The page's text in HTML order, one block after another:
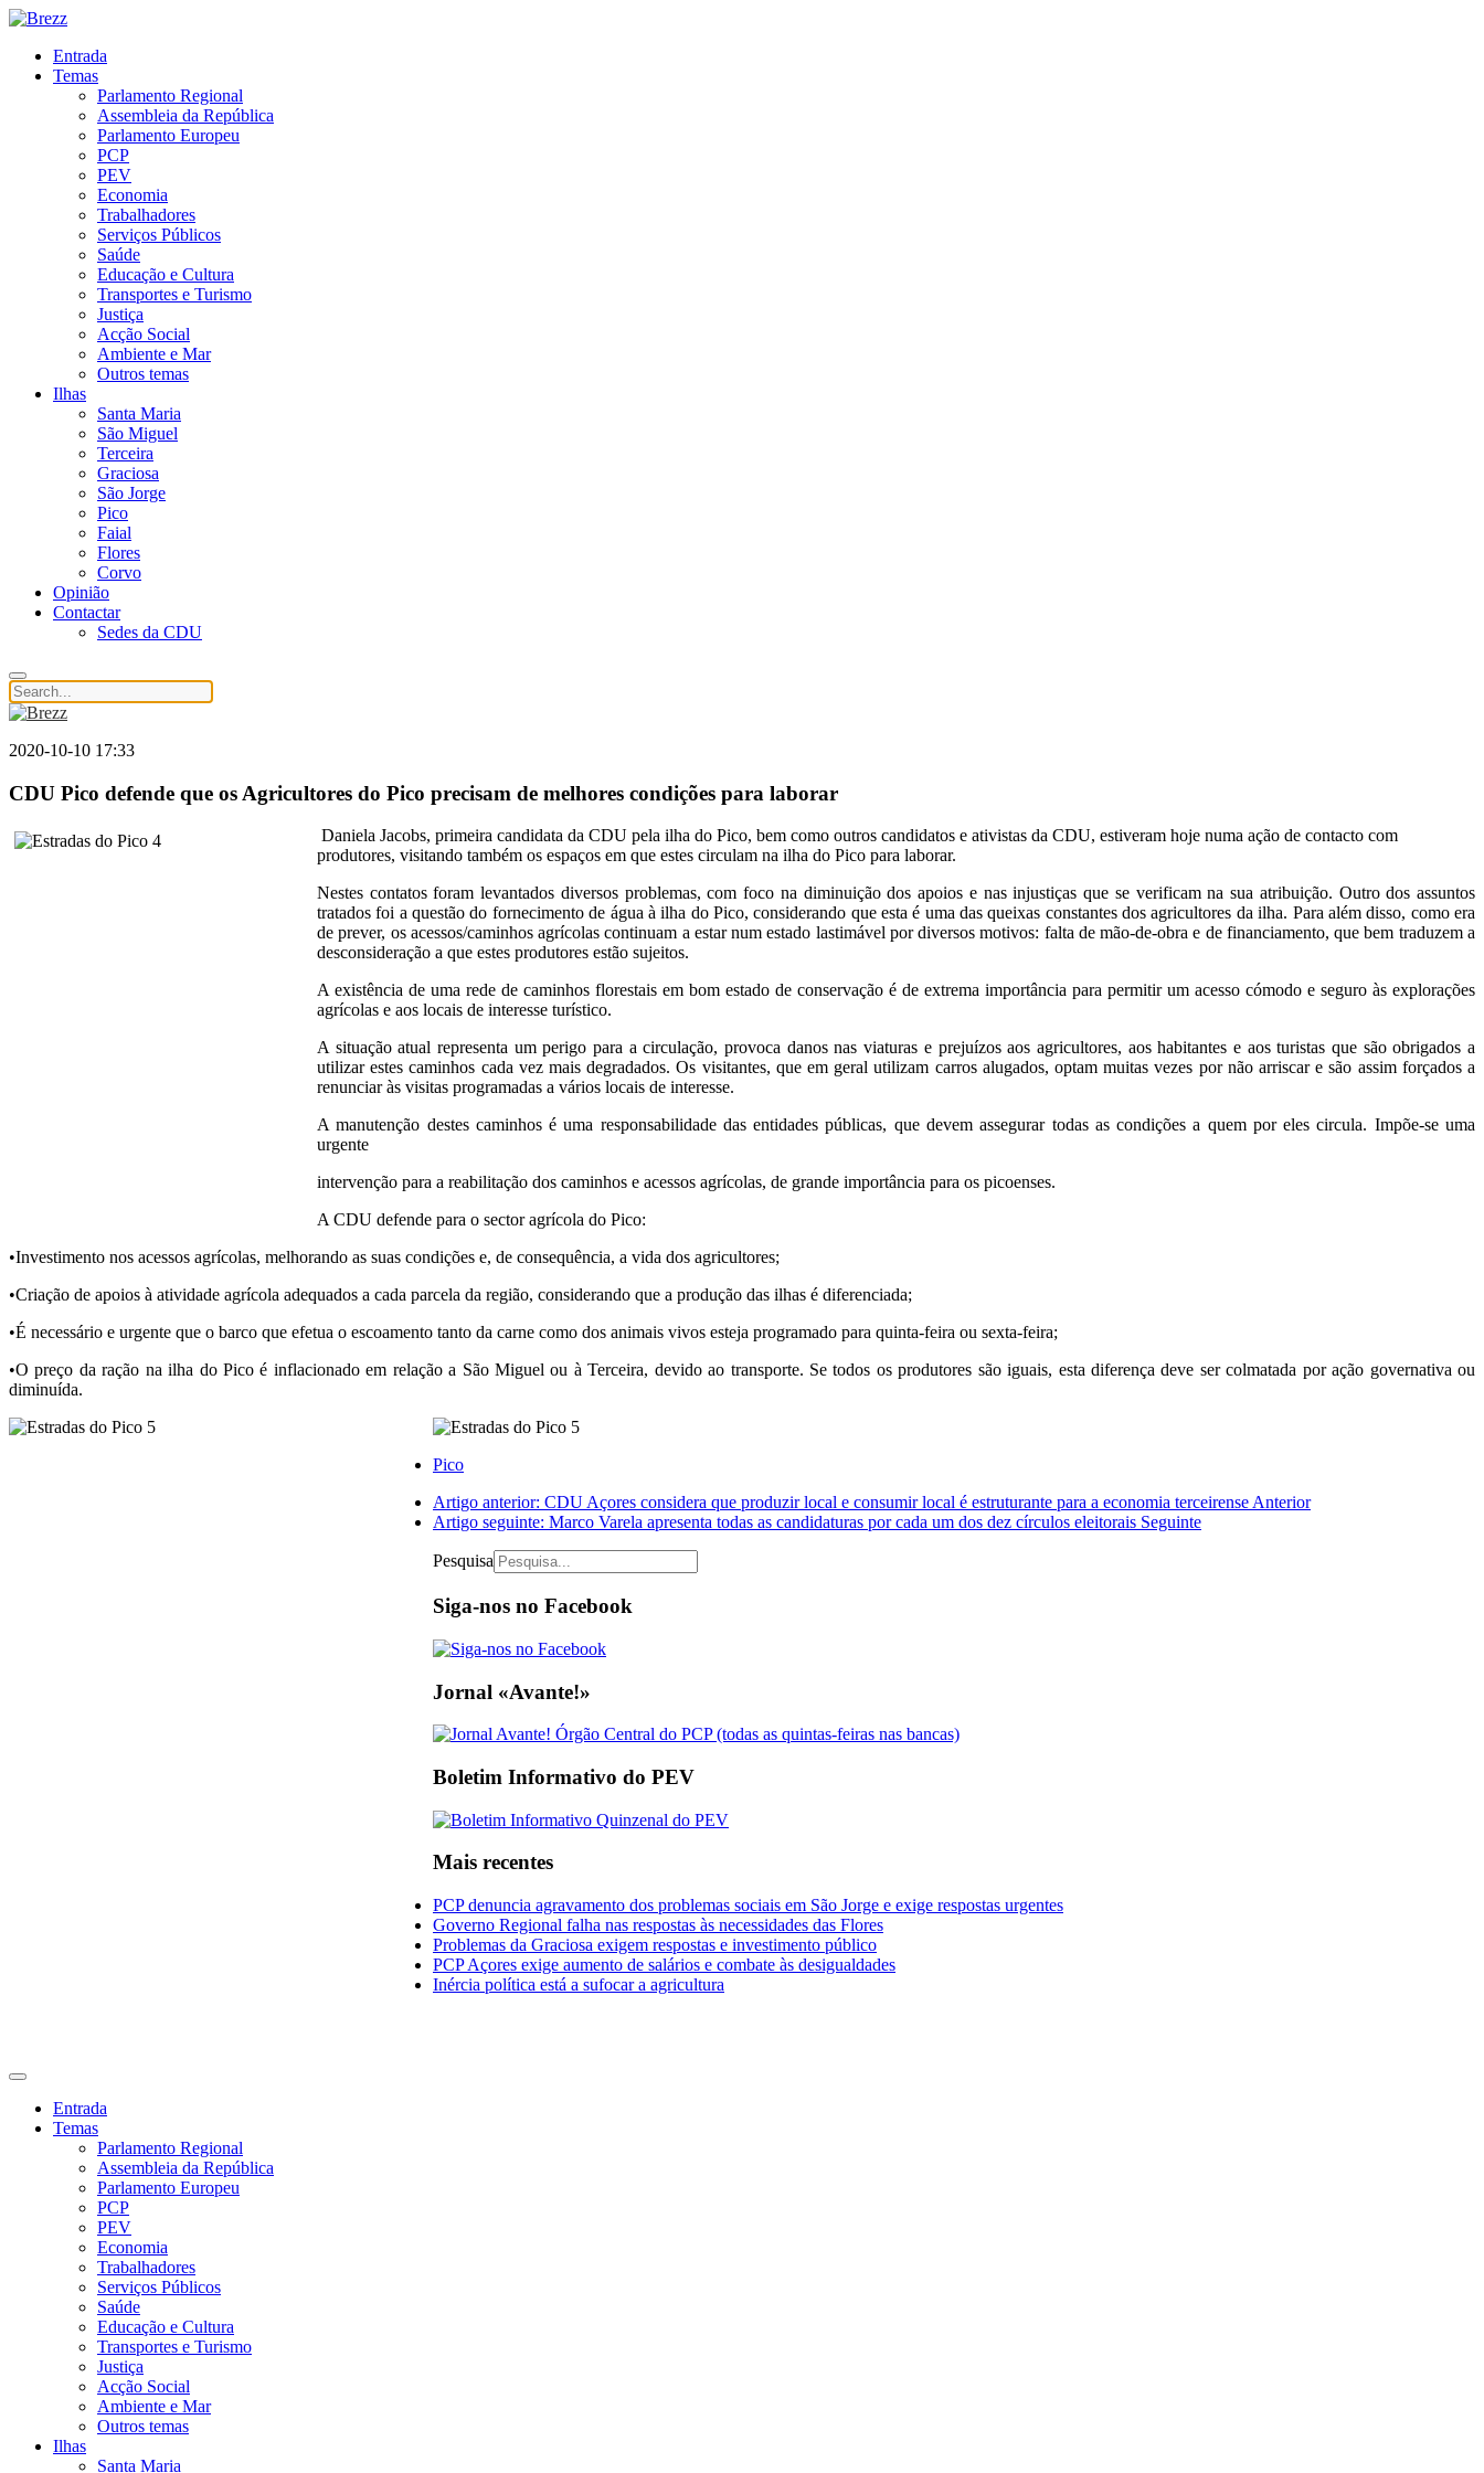
Entrada
Temas
Parlamento Regional
Assembleia da República
Parlamento Europeu
PCP
PEV
Economia
Trabalhadores
Serviços Públicos
Saúde
Educação e Cultura
Transportes e Turismo
Justiça
Acção Social
Ambiente e Mar
Outros temas
Ilhas
Santa Maria
São Miguel
Terceira
Graciosa
São Jorge
Pico
Faial
Flores
Corvo
Opinião
Contactar
Sedes da CDU
2020-10-10 17:33
CDU Pico defende que os Agricultores do Pico precisam de melhores condições para laborar
Daniela Jacobs, primeira candidata da CDU pela ilha do Pico, bem como outros candidatos e ativistas da CDU, estiveram hoje numa ação de contacto com
produtores, visitando também os espaços em que estes circulam na ilha do Pico para laborar.
Nestes contatos foram levantados diversos problemas, com foco na diminuição dos apoios e nas injustiças que se verificam na sua atribuição. Outro dos assuntos
tratados foi a questão do fornecimento de água à ilha do Pico, considerando que esta é uma das queixas constantes dos agricultores da ilha. Para além disso, como era
de prever, os acessos/caminhos agrícolas continuam a estar num estado lastimável por diversos motivos: falta de mão-de-obra e de financiamento, que bem traduzem a
desconsideração a que estes produtores estão sujeitos.
A existência de uma rede de caminhos florestais em bom estado de conservação é de extrema importância para permitir um acesso cómodo e seguro às explorações
agrícolas e aos locais de interesse turístico.
A situação atual representa um perigo para a circulação, provoca danos nas viaturas e prejuízos aos agricultores, aos habitantes e aos turistas que são obrigados a
utilizar estes caminhos cada vez mais degradados. Os visitantes, que em geral utilizam carros alugados, optam muitas vezes por não arriscar e são assim forçados a
renunciar às visitas programadas a vários locais de interesse.
A manutenção destes caminhos é uma responsabilidade das entidades públicas, que devem assegurar todas as condições a quem por eles circula. Impõe-se uma
urgente
intervenção para a reabilitação dos caminhos e acessos agrícolas, de grande importância para os picoenses.
A CDU defende para o sector agrícola do Pico:
•Investimento nos acessos agrícolas, melhorando as suas condições e, de consequência, a vida dos agricultores;
•Criação de apoios à atividade agrícola adequados a cada parcela da região, considerando que a produção das ilhas é diferenciada;
•É necessário e urgente que o barco que efetua o escoamento tanto da carne como dos animais vivos esteja programado para quinta-feira ou sexta-feira;
•O preço da ração na ilha do Pico é inflacionado em relação a São Miguel ou à Terceira, devido ao transporte. Se todos os produtores são iguais, esta diferença deve ser colmatada por ação governativa ou
diminuída.
Pico
Artigo anterior: CDU Açores considera que produzir local e consumir local é estruturante para a economia terceirenseAnterior
Artigo seguinte: Marco Varela apresenta todas as candidaturas por cada um dos dez círculos eleitorais Seguinte
Pesquisa
Siga-nos no Facebook
Jornal «Avante!»
Boletim Informativo do PEV
Mais recentes
PCP denuncia agravamento dos problemas sociais em São Jorge e exige respostas urgentes
Governo Regional falha nas respostas às necessidades das Flores
Problemas da Graciosa exigem respostas e investimento público
PCP Açores exige aumento de salários e combate às desigualdades
Inércia política está a sufocar a agricultura
Entrada
Temas
Parlamento Regional
Assembleia da República
Parlamento Europeu
PCP
PEV
Economia
Trabalhadores
Serviços Públicos
Saúde
Educação e Cultura
Transportes e Turismo
Justiça
Acção Social
Ambiente e Mar
Outros temas
Ilhas
Santa Maria